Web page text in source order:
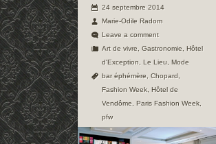
24 septembre 2014
Marie-Odile Radom
Leave a comment
Art de vivre
Gastronomie
Hôtel
d'Exception Le Lieu Mode
bar éphémère
Chopard
Fashion Week Hôtel de
Vendôme
Paris Fashion Week
pfw